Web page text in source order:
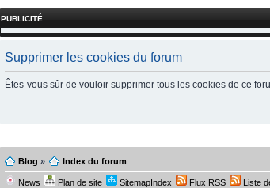
PUBLICITÉ
Supprimer les cookies du forum
Êtes-vous sûr de vouloir supprimer tous les cookies de ce
Blog » Index du forum
News Plan de site SitemapIndex Flux RSS Liste